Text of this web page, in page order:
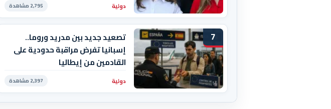
دولية 2,795 مشاهدة
7
تصعيد جديد بين مدريد وروما..
إسبانيا تفرض مراقبة حدودية على
القادمين من إيطاليا
دولية 2,397 مشاهدة